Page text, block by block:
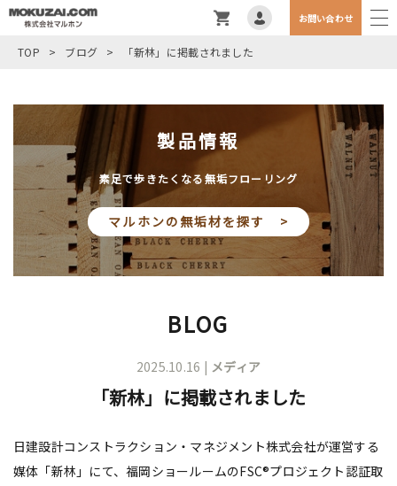
お問い合わせ
TOP > ブログ > 「新林」に掲載されました
製品情報
素足で歩きたくなる無垢フローリング
マルホンの無垢材を探す >
BLOG
2025.10.16 | メディア
「新林」に掲載されました
日建設計コンストラクション・マネジメント株式会社が運営する
媒体「新林」にて、福岡ショールームのFSC®プロジェクト認証取